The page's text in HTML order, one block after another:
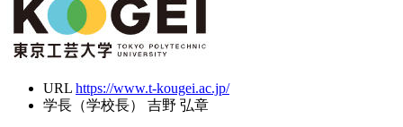
URL https://www.t-kougei.ac.jp/
学長（学校長）
吉野 弘章